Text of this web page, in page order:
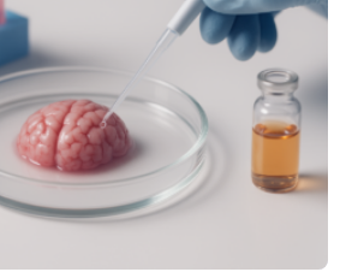
eine Verringerung der
des oxidativen Stresses
reduzieren lassen. Würzburg. Die
(HCM) ist die häufigste
Sie führt dazu, dass
verdickt, der Herzmuskel zu